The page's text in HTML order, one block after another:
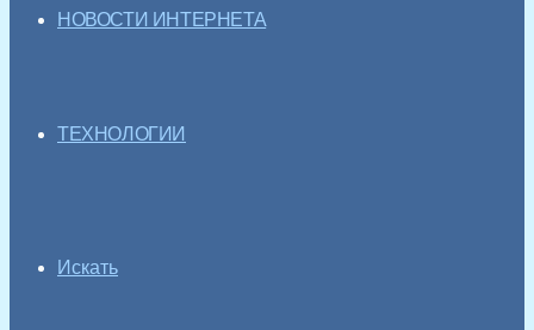
НОВОСТИ ИНТЕРНЕТА
ТЕХНОЛОГИИ
Искать